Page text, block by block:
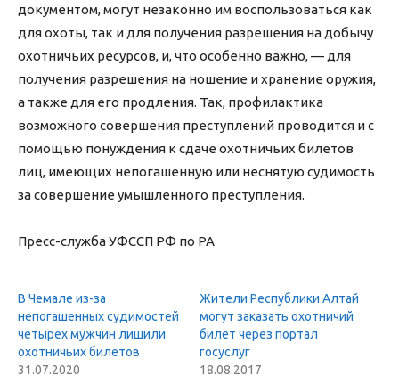
документом, могут незаконно им воспользоваться как
для охоты, так и для получения разрешения на добычу
охотничьих ресурсов, и, что особенно важно, — для
получения разрешения на ношение и хранение оружия,
а также для его продления. Так, профилактика
возможного совершения преступлений проводится и с
помощью понуждения к сдаче охотничьих билетов
лиц, имеющих непогашенную или неснятую судимость
за совершение умышленного преступления.
Пресс-служба УФССП РФ по РА
В Чемале из-за
непогашенных судимостей
четырех мужчин лишили
охотничьих билетов
31.07.2020
Жители Республики Алтай
могут заказать охотничий
билет через портал
госуслуг
18.08.2017